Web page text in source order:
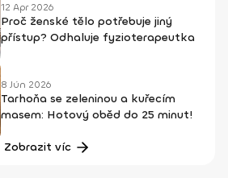
12 Apr 2026
Proč ženské tělo potřebuje jiný
přístup? Odhaluje fyzioterapeutka
8 Jún 2026
Tarhoňa se zeleninou a kuřecím
masem: Hotový oběd do 25 minut!
Zobrazit víc